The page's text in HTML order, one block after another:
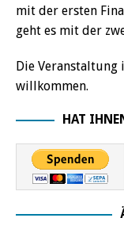
mit der ersten
geht es mit der
Die Veranstaltung
willkommen.
HAT